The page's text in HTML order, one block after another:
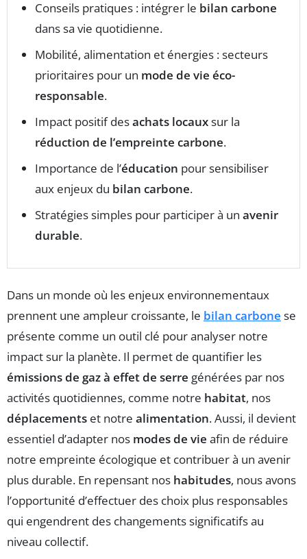
Conseils pratiques : intégrer le bilan carbone
dans sa vie quotidienne.
Mobilité, alimentation et énergies : secteurs
prioritaires pour un mode de vie éco-
responsable.
Impact positif desachats locauxsur la
réduction de l’empreinte carbone.
Importance de l’éducation pour sensibiliser
aux enjeux du bilan carbone.
Stratégies simples pour participer à un avenir
durable.
Dans un monde où les enjeux environnementaux
prennent une ampleur croissante, le bilan carbone se
présente comme un outil clé pour analyser notre
impact sur la planète. Il permet de quantifier les
émissions de gaz à effet de serre générées par nos
activités quotidiennes, comme notre habitat, nos
déplacements et notre alimentation. Aussi, il devient
essentiel d’adapter nos modes de vie afin de réduire
notre empreinte écologique et contribuer à un avenir
plus durable. En repensant nos habitudes, nous avons
l’opportunité d’effectuer des choix plus responsables
qui engendrent des changements significatifs au
niveau collectif.